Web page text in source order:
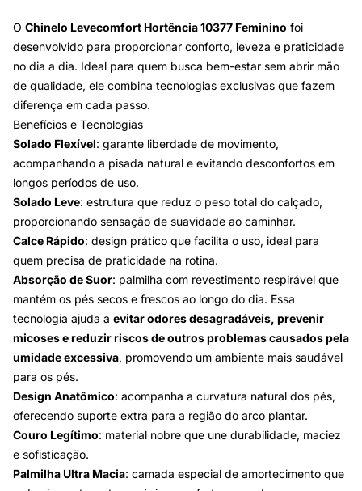
O Chinelo Levecomfort Hortência 10377 Feminino foi
desenvolvido para proporcionar conforto, leveza e praticidade
no dia a dia. Ideal para quem busca bem-estar sem abrir mão
de qualidade, ele combina tecnologias exclusivas que fazem
diferença em cada passo.
Benefícios e Tecnologias
Solado Flexível: garante liberdade de movimento,
acompanhando a pisada natural e evitando desconfortos em
longos períodos de uso.
Solado Leve: estrutura que reduz o peso total do calçado,
proporcionando sensação de suavidade ao caminhar.
Calce Rápido: design prático que facilita o uso, ideal para
quem precisa de praticidade na rotina.
Absorção de Suor: palmilha com revestimento respirável que
mantém os pés secos e frescos ao longo do dia. Essa
tecnologia ajuda a evitar odores desagradáveis, prevenir
micoses e reduzir riscos de outros problemas causados pela
umidade excessiva, promovendo um ambiente mais saudável
para os pés.
Design Anatômico: acompanha a curvatura natural dos pés,
oferecendo suporte extra para a região do arco plantar.
Couro Legítimo: material nobre que une durabilidade, maciez
e sofisticação.
Palmilha Ultra Macia: camada especial de amortecimento que